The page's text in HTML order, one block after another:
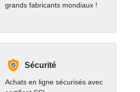
grands fabricants mondiaux !
Sécurité
Achats en ligne sécurisés avec